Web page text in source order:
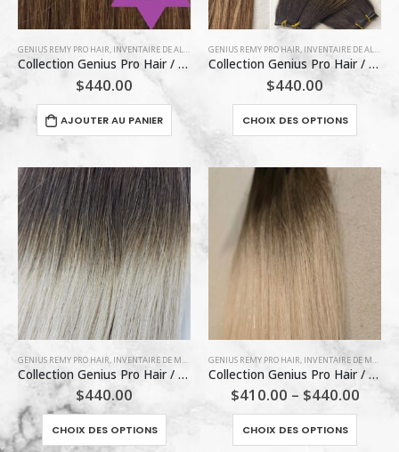
la
du
produit
GENIUS REMY PRO HAIR, INVENTAIRE DE ALEX LACHANCE
Collection Genius Pro Hair / #6 (22 »)
$440.00
AJOUTER AU PANIER
GENIUS REMY PRO HAIR, INVENTAIRE DE ALEX LACHANCE
Collection Genius Pro Hair / #T1B-P6/22
$440.00
CHOIX DES OPTIONS
produit
options
être
la
du
produit
GENIUS REMY PRO HAIR, INVENTAIRE DE MARLÈNE
Collection Genius Pro Hair / #T1B/60A (O)
$440.00
CHOIX DES OPTIONS
produit
GENIUS REMY PRO HAIR, INVENTAIRE DE MARLÈNE
Collection Genius Pro Hair / #T4/60A (O)
$410.00 – $440.00
CHOIX DES OPTIONS
produit